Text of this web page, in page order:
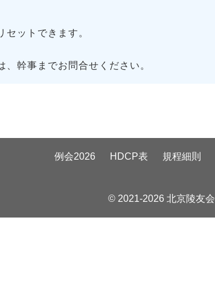
ットできます。
、幹事までお問合せください。
例会2026 HDCP表 規程細則
© 2021-2026 北京陵友会